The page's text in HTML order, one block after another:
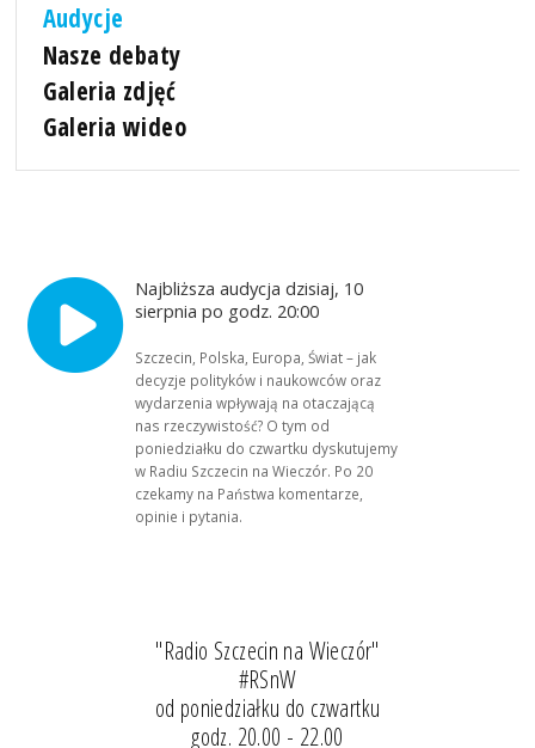
Audycje
Nasze debaty
Galeria zdjęć
Galeria wideo
Najbliższa audycja dzisiaj, 10
sierpnia po godz. 20:00
Szczecin, Polska, Europa, Świat – jak
decyzje polityków i naukowców oraz
wydarzenia wpływają na otaczającą
nas rzeczywistość? O tym od
poniedziałku do czwartku dyskutujemy
w Radiu Szczecin na Wieczór. Po 20
czekamy na Państwa komentarze,
opinie i pytania.
"Radio Szczecin na Wieczór"
#RSnW
od poniedziałku do czwartku
godz. 20.00 - 22.00